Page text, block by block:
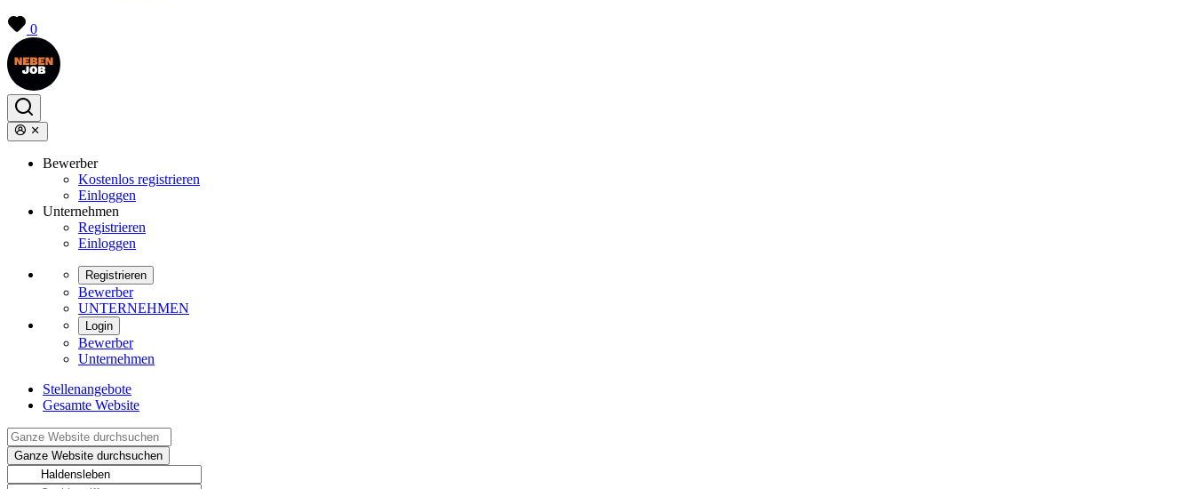
0
Bewerber
Kostenlos registrieren
Einloggen
Unternehmen
Registrieren
Einloggen
Registrieren
Bewerber
UNTERNEHMEN
Login
Bewerber
Unternehmen
Stellenangebote
Gesamte Website